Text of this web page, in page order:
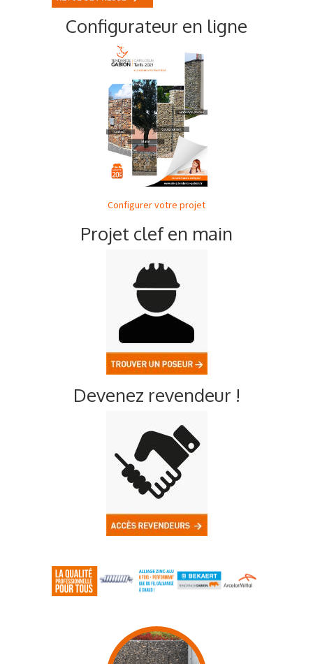
Configurateur en ligne
Configurer votre projet
Projet clef en main
Devenez revendeur !